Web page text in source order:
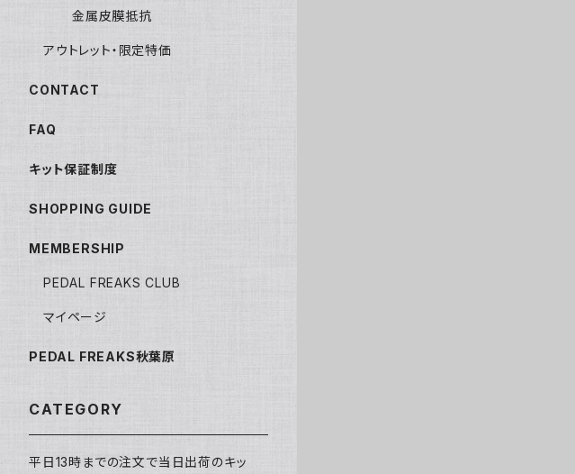
金属皮膜抵抗
アウトレット・限定特価
CONTACT
FAQ
キット保証制度
SHOPPING GUIDE
MEMBERSHIP
PEDAL FREAKS CLUB
マイページ
PEDAL FREAKS秋葉原
CATEGORY
平日13時までの注文で当日出荷のキッ